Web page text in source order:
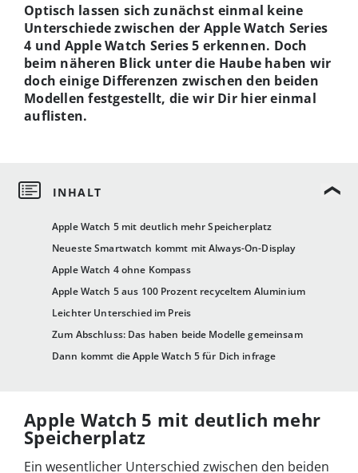
Apple Watch 5 mit deutlich mehr Speicherplatz
Neueste Smartwatch kommt mit Always-On-Display
Apple Watch 4 ohne Kompass
Apple Watch 5 aus 100 Prozent recyceltem Aluminium
Leichter Unterschied im Preis
Zum Abschluss: Das haben beide Modelle gemeinsam
Dann kommt die Apple Watch 5 für Dich infrage
Optisch lassen sich zunächst einmal keine
Unterschiede zwischen der Apple Watch Series
4 und Apple Watch Series 5 erkennen. Doch
beim näheren Blick unter die Haube haben wir
doch einige Differenzen zwischen den beiden
Modellen festgestellt, die wir Dir hier einmal
auflisten.
Apple Watch 5 mit deutlich mehr
Speicherplatz
Ein wesentlicher Unterschied zwischen den beiden